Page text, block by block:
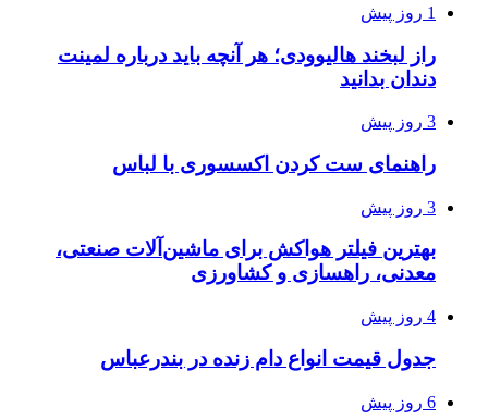
1 روز پیش
راز لبخند هالیوودی؛ هر آنچه باید درباره لمینت
دندان بدانید
3 روز پیش
راهنمای ست کردن اکسسوری با لباس
3 روز پیش
بهترین فیلتر هواکش برای ماشین‌آلات صنعتی،
معدنی، راهسازی و کشاورزی
4 روز پیش
جدول قیمت انواع دام زنده در بندرعباس
6 روز پیش